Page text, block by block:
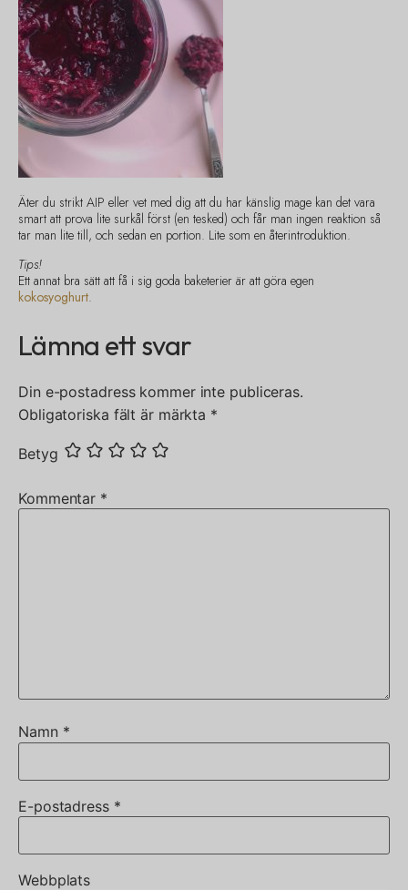
Äter du strikt AIP eller vet med dig att du har känslig mage kan det vara
smart att prova lite surkål först (en tesked) och får man ingen reaktion så
tar man lite till, och sedan en portion. Lite som en återintroduktion.
Tips!
Ett annat bra sätt att få i sig goda baketerier är att göra egen
kokosyoghurt.
Lämna ett svar
Din e-postadress kommer inte publiceras.
Obligatoriska fält är märkta *
Betyg
Kommentar *
Namn *
E-postadress *
Webbplats